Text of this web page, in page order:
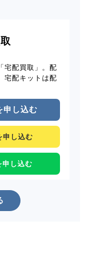
宅配買取」。配
宅配キットは配
申し込む
申し込む
申し込む